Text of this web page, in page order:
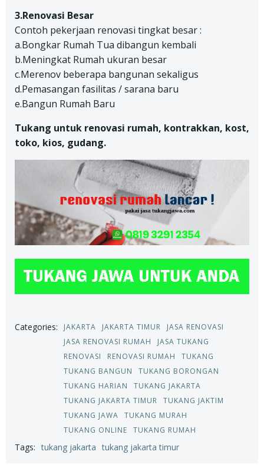
3.Renovasi Besar
Contoh pekerjaan renovasi tingkat besar :
a.Bongkar Rumah Tua dibangun kembali
b.Meningkat Rumah ukuran besar
c.Merenov beberapa bangunan sekaligus
d.Pemasangan fasilitas / sarana baru
e.Bangun Rumah Baru
Tukang untuk renovasi rumah, kontrakkan, kost,
toko, kios, gudang.
Categories: JAKARTA JAKARTA TIMUR
JASA RENOVASI
JASA RENOVASI RUMAH
JASA TUKANG
RENOVASI
RENOVASI RUMAH
TUKANG
TUKANG BANGUN
TUKANG BORONGAN
TUKANG HARIAN
TUKANG JAKARTA
TUKANG JAKARTA TIMUR
TUKANG JAKTIM
TUKANG JAWA
TUKANG MURAH
TUKANG ONLINE
TUKANG RUMAH
Tags: tukang jakarta tukang jakarta timur